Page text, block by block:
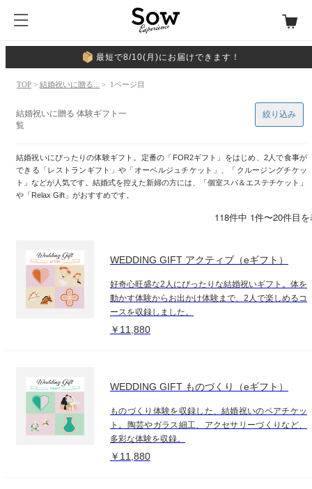
最短で8/10(月)にお届けできます！
TOP > 結婚祝いに贈る... > 1ページ目
結婚祝いに贈る 体験ギフト一
覧
結婚祝いにぴったりの体験ギフト。定番の「FOR2ギフト」をはじめ、2人で食事が
できる「レストランギフト」や「オーベルジュチケット」、「クルージングチケッ
ト」などが人気です。結婚式を控えた新婦の方には、「個室スパ＆エステチケット」
や「Relax Gift」がおすすめです。
絞り込み
118件中 1件〜20件目
WEDDING GIFT アクティブ（eギフト）
好奇心旺盛な2人にぴったりな結婚祝いギフト。体を
動かす体験からお出かけ体験まで、2人で楽しめるコ
ースを収録しました。
￥11,880
WEDDING GIFT ものづくり（eギフト）
ものづくり体験を収録した、結婚祝いのペアチケッ
ト。陶芸やガラス細工、アクセサリーづくりなど、
多彩な体験を収録。
￥11,880